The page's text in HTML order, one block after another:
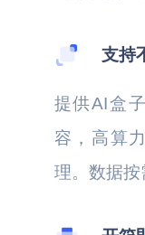
支持
提供AI盒
容，高算
理。数据按